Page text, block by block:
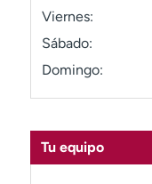
Viernes:
Sábado:
Domingo:
Tu equipo